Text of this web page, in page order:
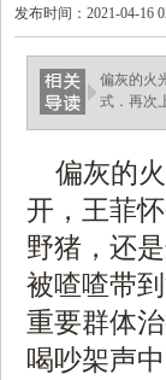
发布时间：2021-04-16
偏灰的火
式．再次
偏灰的火
开，王菲
野猪，还
被喳喳带
重要群体
喝吵架声